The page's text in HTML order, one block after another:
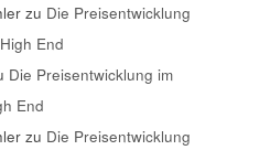
zu Die Preisentwicklung
End
Die Preisentwicklung im
End
zu Die Preisentwicklung